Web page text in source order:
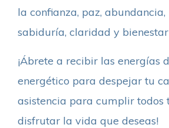
la confianza, paz,
sabiduría, claridad y
¡Ábrete a recibir las energías
energético para despejar tu
asistencia para cumplir todos
disfrutar la vida que deseas!